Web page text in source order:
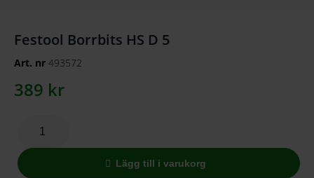
Festool Borrbits HS D 5
Art. nr 493572
389 kr
Lägg till i varukorg